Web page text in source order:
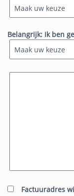
Belangrijk: Ik ben
Factuuradres